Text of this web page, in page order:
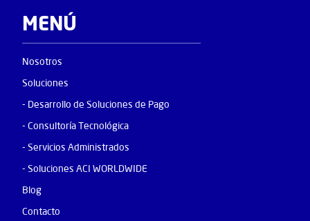
MENÚ
Nosotros
Soluciones
- Desarrollo de Soluciones de Pago
- Consultoría Tecnológica
- Servicios Administrados
- Soluciones ACI WORLDWIDE
Blog
Contacto